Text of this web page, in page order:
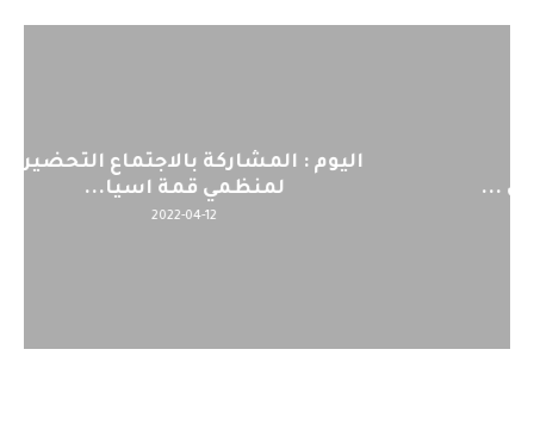
اليوم : المشاركة بالاجتماع التحضيري
لمنظمي قمة اسيا...